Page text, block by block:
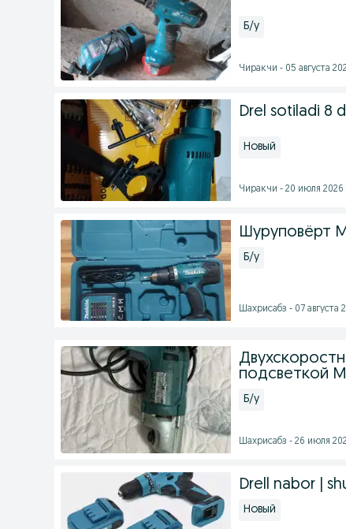
Б/у
Чиракчи - 05 августа
Drel sotiladi 8
Новый
Чиракчи - 20 июля 2026
Шуруповёрт
Б/у
Шахрисабз - 07 августа
подсветкой
Б/у
Шахрисабз - 26 июля
Drell nabor |
Новый